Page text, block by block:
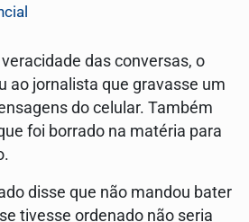
das conversas, o
ao jornalista que gravasse um
do celular. Também
foi borrado na matéria para
disse que não mandou bater
tivesse ordenado não seria